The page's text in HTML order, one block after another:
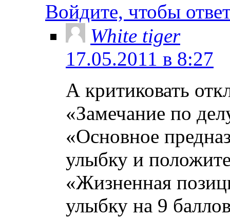
Войдите, чтобы
White tiger
17.05.2011 в 8:27
А критиковать
«Замечание по
«Основное
улыбку и
«Жизненная
улыбку на 9